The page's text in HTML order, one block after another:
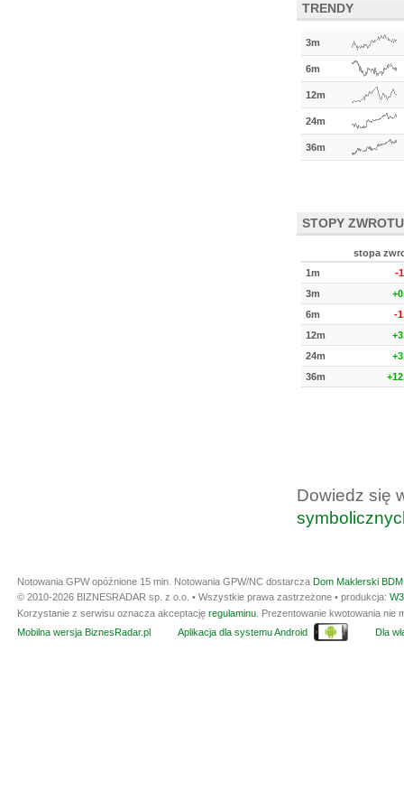
TRENDY
3m
6m
12m
24m
36m
STOPY ZWROTU
stopa
1m
-
3m
6m
-
12m
24m
36m
Dowiedz się
Notowania GPW opóźnione 15 min. Notowania GPW/NC dostarcza Dom Maklerski
© 2010-2026 BIZNESRADAR sp. z o.o. • Wszystkie prawa zastrzeżone • produkcja:
Korzystanie z serwisu oznacza akceptację regulaminu . Prezentowanie kwotowania
Mobilna wersja BiznesRadar.pl
Aplikacja dla systemu Android Dla